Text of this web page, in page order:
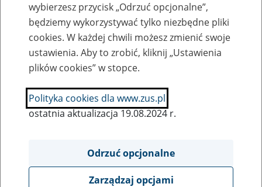
Nazwa zakładu pracy:
SZUKAJ
Ukryj wszystkie pozycje bazy
wybierzesz przycisk „Odrzuć opcjonalne”,
będziemy wykorzystywać tylko niezbędne pliki
cookies. W każdej chwili możesz zmienić swoje
ustawienia. Aby to zrobić, kliknij „Ustawienia
plików cookies” w stopce.
Polityka cookies dla www.zus.pl
ostatnia aktualizacja 19.08.2024 r.
Odrzuć opcjonalne
Zarządzaj opcjami